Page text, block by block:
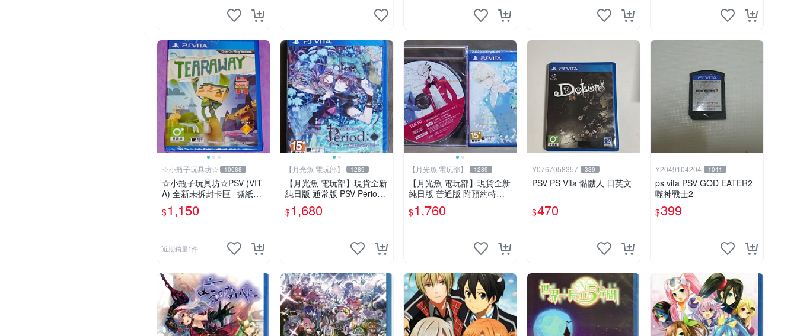
☆小瓶子玩具坊☆ 10088
☆小瓶子玩具坊☆PSV (VIT
A) 全新未拆封卡匣--撕紙小
郵差 中英文合版
$1,150
近期銷量1件
【月光魚 電玩部】 1289
【月光魚 電玩部】現貨全新
純日版 通常版 PSV Period
～鳥籠之阿瑪迪斯～ 普通版
純日版
$1,680
【月光魚 電玩部】 1289
【月光魚 電玩部】現貨全新
純日版 普通版 附預約特典
PSV 東京山手 BOYS for V
MAIN DISC
$1,760
Y0767058357 339
PSV PS Vita 骷髏人 日英文
$470
Y2049104204 1041
ps vita PSV GOD EATER2
噬神戰士2
$399